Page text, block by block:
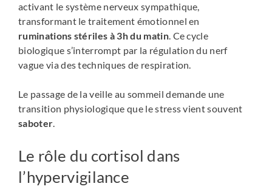
activant le système nerveux sympathique,
transformant le traitement émotionnel en
ruminations stériles à 3h du matin. Ce cycle
biologique s’interrompt par la régulation du nerf
vague via des techniques de respiration.
Le passage de la veille au sommeil demande une
transition physiologique que le stress vient souvent
saboter.
Le rôle du cortisol dans
l’hypervigilance